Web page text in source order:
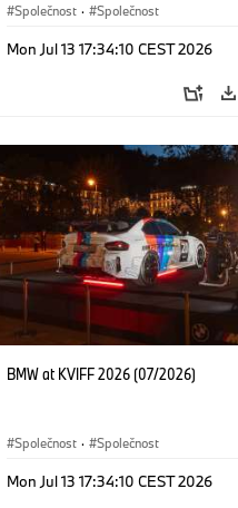
Společnost · Společnost
Mon Jul 13 17:34:10 CEST 2026
BMW at KVIFF 2026 (07/2026)
Společnost · Společnost
Mon Jul 13 17:34:10 CEST 2026